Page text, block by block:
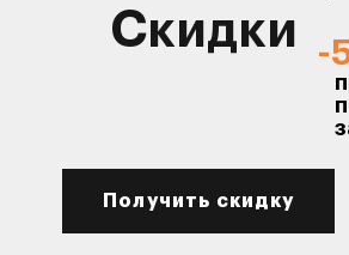
Скидки -
Получить скидку